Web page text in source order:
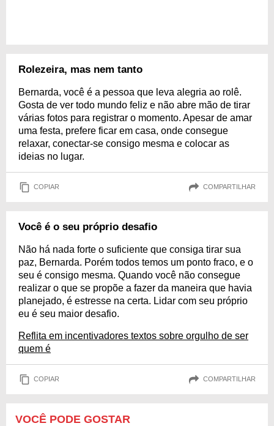
Rolezeira, mas nem tanto
Bernarda, você é a pessoa que leva alegria ao rolê.
Gosta de ver todo mundo feliz e não abre mão de tirar
várias fotos para registrar o momento. Apesar de amar
uma festa, prefere ficar em casa, onde consegue
relaxar, conectar-se consigo mesma e colocar as
ideias no lugar.
COPIAR COMPARTILHAR
Você é o seu próprio desafio
Não há nada forte o suficiente que consiga tirar sua
paz, Bernarda. Porém todos temos um ponto fraco, e o
seu é consigo mesma. Quando você não consegue
realizar o que se propõe a fazer da maneira que havia
planejado, é estresse na certa. Lidar com seu próprio
eu é seu maior desafio.
Reflita em incentivadores textos sobre orgulho de ser
quem é
COPIAR COMPARTILHAR
VOCÊ PODE GOSTAR